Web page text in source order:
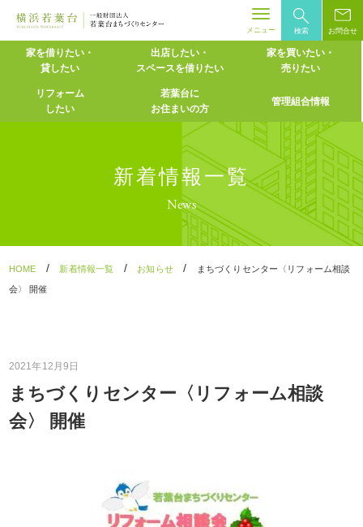
content
メニュー 検索 お問合せ
家を借りたい・
貸したい
出店したい・
スペースを借りたい
家を買いたい・
売りたい
リフォーム
したい
若葉台に
お住まいの方
管理組合情報
新着情報一覧
News
HOME / 新着情報一覧 / お知らせ/ まちづくりセンター〈リフォーム相談
会〉 開催
2021年12月9日
まちづくりセンター〈リフォーム相談
会〉 開催